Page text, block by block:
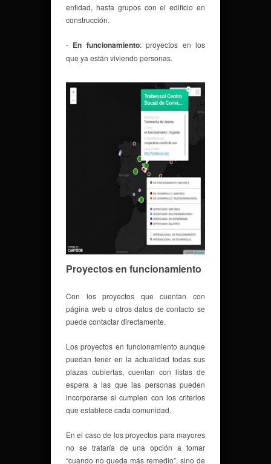
entidad, hasta grupos con el edificio en
construcción.
- En funcionamiento: proyectos en los
que ya están viviendo personas.
Proyectos en funcionamiento
Con los proyectos que cuentan con
página web u otros datos de contacto se
puede contactar directamente.
Los proyectos en funcionamiento aunque
puedan tener en la actualidad todas sus
plazas cubiertas, cuentan con listas de
espera a las que las personas pueden
incorporarse si cumplen con los criterios
que establece cada comunidad.
En el caso de los proyectos para mayores
no se trataría de una opción a tomar
“cuando no queda más remedio”, sino de